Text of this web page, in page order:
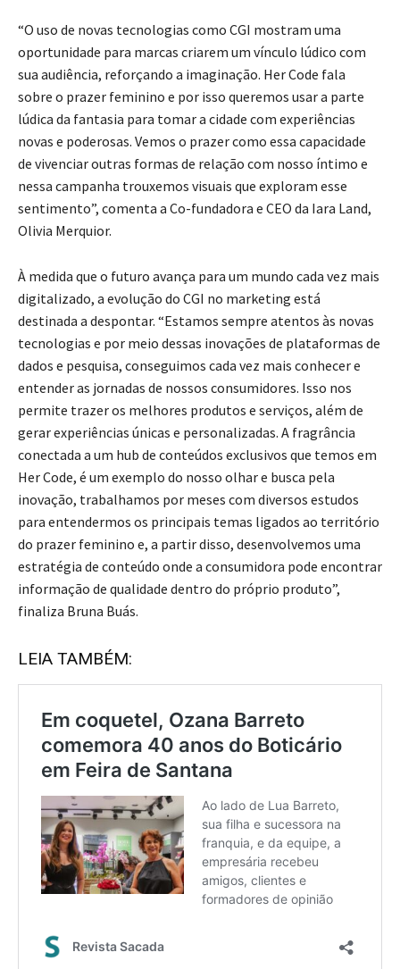
“O uso de novas tecnologias como CGI mostram uma
oportunidade para marcas criarem um vínculo lúdico com
sua audiência, reforçando a imaginação. Her Code fala
sobre o prazer feminino e por isso queremos usar a parte
lúdica da fantasia para tomar a cidade com experiências
novas e poderosas. Vemos o prazer como essa capacidade
de vivenciar outras formas de relação com nosso íntimo e
nessa campanha trouxemos visuais que exploram esse
sentimento”, comenta a Co-fundadora e CEO da Iara Land,
Olivia Merquior.
À medida que o futuro avança para um mundo cada vez mais
digitalizado, a evolução do CGI no marketing está
destinada a despontar. “Estamos sempre atentos às novas
tecnologias e por meio dessas inovações de plataformas de
dados e pesquisa, conseguimos cada vez mais conhecer e
entender as jornadas de nossos consumidores. Isso nos
permite trazer os melhores produtos e serviços, além de
gerar experiências únicas e personalizadas. A fragrância
conectada a um hub de conteúdos exclusivos que temos em
Her Code, é um exemplo do nosso olhar e busca pela
inovação, trabalhamos por meses com diversos estudos
para entendermos os principais temas ligados ao território
do prazer feminino e, a partir disso, desenvolvemos uma
estratégia de conteúdo onde a consumidora pode encontrar
informação de qualidade dentro do próprio produto”,
finaliza Bruna Buás.
LEIA TAMBÉM: